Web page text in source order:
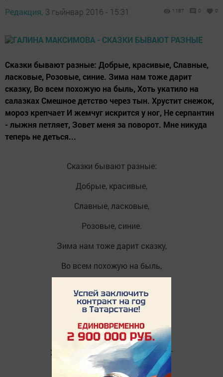
Редакция, 3 гыйнвар 2016 - 15:31 1187 0 0
Сказки бывают разные: Добрые, красивые, Славные,
ласковые, Розовые, синие. Зима нам тоже дарит
сказку, Во всем похожую на быль, Хоть укатило на
салазках Смешное детство через тын. Хрустит снежок,
мороз крепчает И жемчуг искрится у ног, Не серпантин
- лыжня петляет, Зовет меня за поворот. Мне никуда
теперь не деться...
Сказки бывают разные:
Добрые, красивые,
Славные, ласковые,
Розовые, синие.
Зима нам тоже дарит сказку,
Во всем похожую на быль,
Смешное детство через тын.
Хрустит снежок, мороз крепчает
И жемчуг искрится у ног,